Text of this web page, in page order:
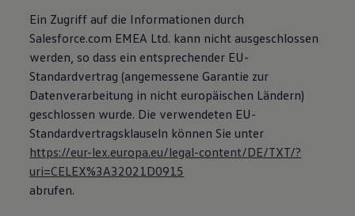
Ein Zugriff auf die Informationen durch
Salesforce.com EMEA Ltd. kann nicht ausgeschlossen
werden, so dass ein entsprechender EU-
Standardvertrag (angemessene Garantie zur
Datenverarbeitung in nicht europäischen Ländern)
geschlossen wurde. Die verwendeten EU-
Standardvertragsklauseln können Sie unter
https://eur-lex.europa.eu/legal-content/DE/TXT/?
uri=CELEX%3A32021D0915
abrufen.